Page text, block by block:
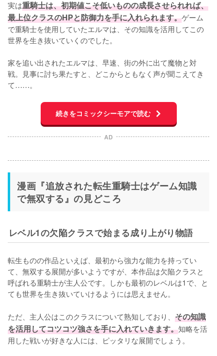
実は重騎士は、初期値こそ低いものの成長させられれば、
最上位クラスのHPと防御力を手に入れられます。ゲーム
で重騎士を使用していたエルマは、その知識を活用してこの
世界を生き抜いていくのでした。
家を追い出されたエルマは、早速、街の外に出て魔物と対
戦。見事に討ち果たすと、どこからともなく声が聞こえてき
て……。
続きをコミックシーモアで読む
AD
漫画『追放された転生重騎士はゲーム知識
で無双する』の見どころ
レベル1の欠陥クラスで始まる成り上がり物語
転生ものの作品といえば、最初から強力な能力を持ってい
て、無双する展開が多いようですが、本作品は欠陥クラスと
呼ばれる重騎士が主人公です。しかも最初のレベルは1で、と
ても世界を生き抜いていけるようには思えません。
ただ、主人公はこのクラスについて熟知しており、 その知識
を活用してコツコツ強さを手に入れていきます。知略を活
用した戦いが好きな人には、ピッタリな展開でしょう。